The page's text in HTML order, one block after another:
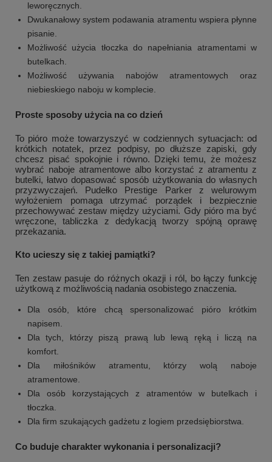
+1
leworęcznych.
Dwukanałowy system podawania atramentu wspiera płynne
pisanie.
Możliwość użycia tłoczka do napełniania atramentami w
butelkach.
Możliwość używania nabojów atramentowych oraz
niebieskiego naboju w komplecie.
Proste sposoby użycia na co dzień
To pióro może towarzyszyć w codziennych sytuacjach: od
krótkich notatek, przez podpisy, po dłuższe zapiski, gdy
chcesz pisać spokojnie i równo. Dzięki temu, że możesz
wybrać naboje atramentowe albo korzystać z atramentu z
butelki, łatwo dopasować sposób użytkowania do własnych
przyzwyczajeń. Pudełko Prestige Parker z welurowym
wyłożeniem pomaga utrzymać porządek i bezpiecznie
przechowywać zestaw między użyciami. Gdy pióro ma być
wręczone, tabliczka z dedykacją tworzy spójną oprawę
przekazania.
Kto ucieszy się z takiej pamiątki?
Ten zestaw pasuje do różnych okazji i ról, bo łączy funkcję
użytkową z możliwością nadania osobistego znaczenia.
Dla osób, które chcą spersonalizować pióro krótkim
napisem.
Dla tych, którzy piszą prawą lub lewą ręką i liczą na
komfort.
Dla miłośników atramentu, którzy wolą naboje
atramentowe.
Dla osób korzystających z atramentów w butelkach i
tłoczka.
Dla firm szukających gadżetu z logiem przedsiębiorstwa.
Co buduje charakter wykonania i personalizacji?